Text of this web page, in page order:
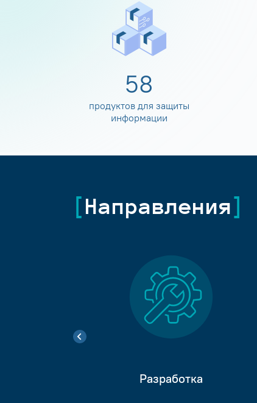
60
продуктов для защиты
информации
Направления
Разработка